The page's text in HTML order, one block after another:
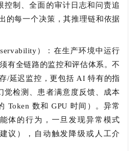
控制、全面的审计日志和问责追
的每一个决策，其推理链和依据
）：在生产环境中运行
有全链路的监控和评估体系。不
/延迟监控，更包括 AI 特有的指
觉检测、患者满意度反馈、成本
Token 数和 GPU 时间）。异常
体的行为，一旦发现异常模式
议），自动触发降级或人工介